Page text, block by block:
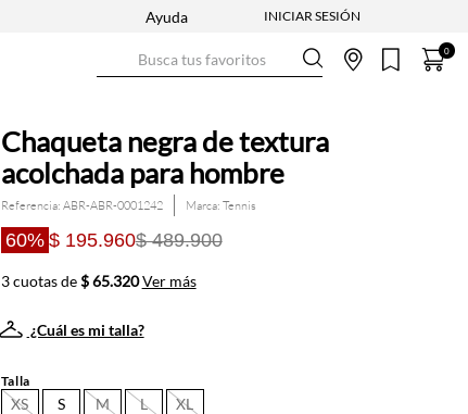
Ayuda
0
Chaqueta negra de textura
acolchada para hombre
Referencia: ABR-ABR-0001242 Tennis
60% $ 195.960$ 489.900
3 cuotas de$ 65.320 Ver más
¿Cuál es mi talla?
Talla
XS S M L XL